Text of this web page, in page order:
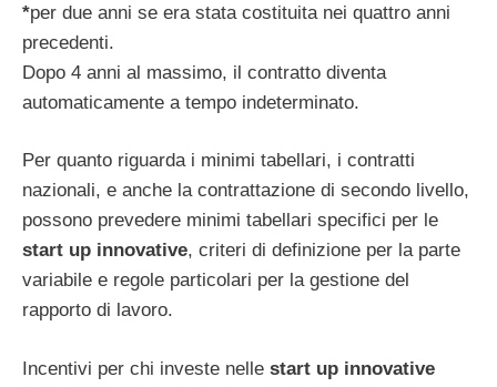
*per due anni se era stata costituita nei quattro anni
precedenti.
Dopo 4 anni al massimo, il contratto diventa
automaticamente a tempo indeterminato.
Per quanto riguarda i minimi tabellari, i contratti
nazionali, e anche la contrattazione di secondo livello,
possono prevedere minimi tabellari specifici per le
start up innovative, criteri di definizione per la parte
variabile e regole particolari per la gestione del
rapporto di lavoro.
Incentivi per chi investe nelle start up innovative